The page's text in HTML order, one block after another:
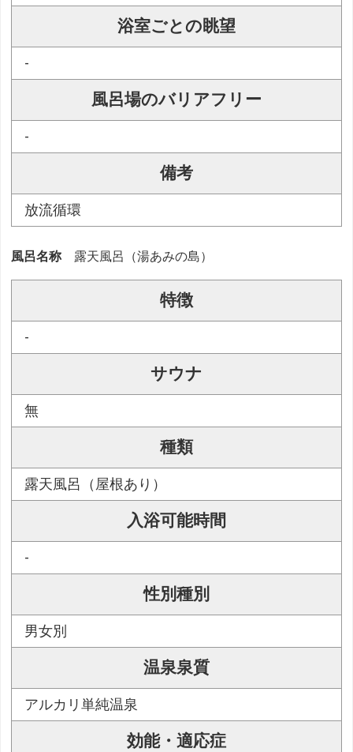
浴室ごとの眺望
-
風呂場のバリアフリー
-
備考
放流循環
風呂名称 露天風呂（湯あみの島）
特徴
-
サウナ
無
種類
露天風呂（屋根あり）
入浴可能時間
-
性別種別
男女別
温泉泉質
アルカリ単純温泉
効能・適応症